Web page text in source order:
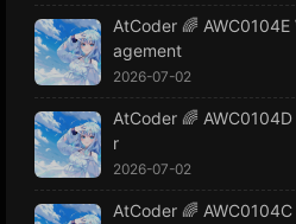
AtCoder 🌈
agement
2026-07-02
AtCoder 🌈
r
2026-07-02
AtCoder 🌈